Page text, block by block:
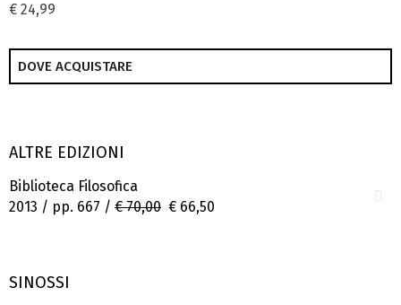
€ 24,99
DOVE ACQUISTARE
ALTRE EDIZIONI
Biblioteca Filosofica
2013 / pp. 667 / € 70,00 € 66,50
SINOSSI